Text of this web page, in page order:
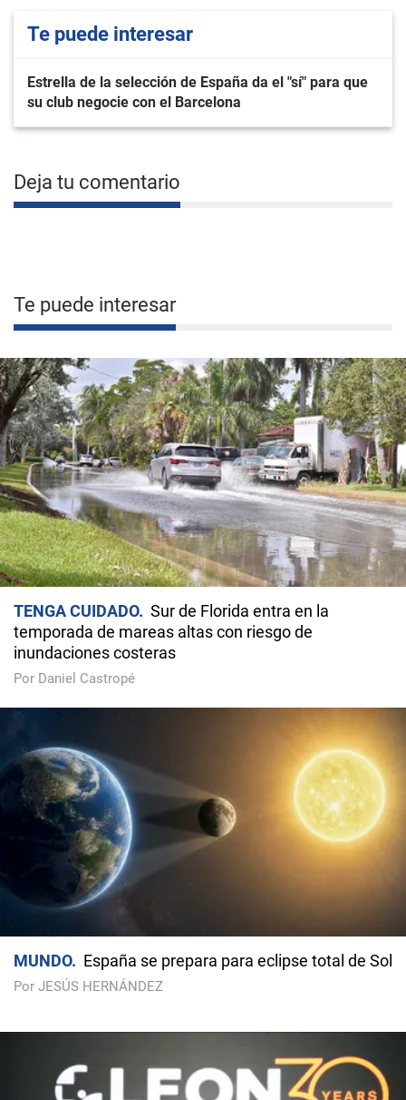
Te puede interesar
Estrella de la selección de España da el "sí" para que
su club negocie con el Barcelona
Deja tu comentario
Te puede interesar
TENGA CUIDADO
Sur de Florida entra en la
temporada de mareas altas con riesgo de
inundaciones costeras
Por Daniel Castropé
MUNDO España se prepara para eclipse total de Sol
Por JESÚS HERNÁNDEZ